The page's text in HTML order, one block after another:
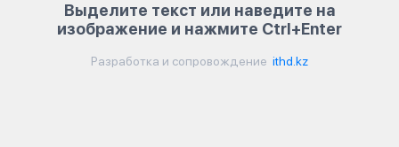
Выделите текст или наведите на
изображение и нажмите Ctrl+Enter
Разработка и сопровождение ithd.kz